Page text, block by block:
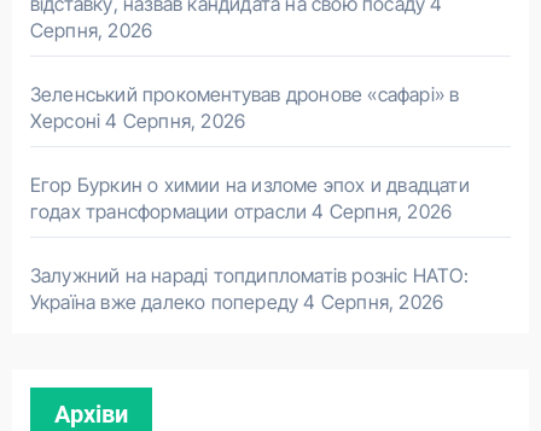
Серпня, 2026
Зеленський прокоментував дронове «сафарі» в
Херсоні 4 Серпня, 2026
Егор Буркин о химии на изломе эпох и двадцати
годах трансформации отрасли 4 Серпня, 2026
Залужний на нараді топдипломатів розніс НАТО:
Україна вже далеко попереду 4 Серпня, 2026
Архіви